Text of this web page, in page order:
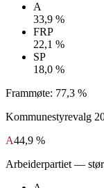
A
33,9 %
FRP
22,1 %
SP
18,0 %
Frammøte: 77,3 %
Kommunestyrevalg
A44,9 %
Arbeiderpartiet —